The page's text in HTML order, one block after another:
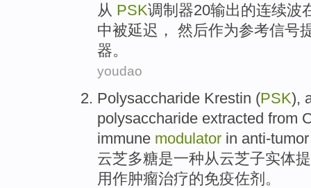
从 PSK调制器20输出的连续波
中被延迟， 然后作为参考信号
器。
youdao
Polysaccharide Krestin (PSK),
polysaccharide extracted from
immune modulator in anti-tumor
云芝多糖是一种从云芝子实体
用作肿瘤治疗的免疫佐剂 。